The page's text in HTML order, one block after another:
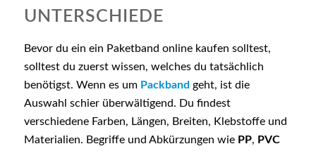
UNTERSCHIEDE
Bevor du ein ein Paketband online kaufen solltest,
solltest du zuerst wissen, welches du tatsächlich
benötigst. Wenn es um Packband geht, ist die
Auswahl schier überwältigend. Du findest
verschiedene Farben, Längen, Breiten, Klebstoffe und
Materialien. Begriffe und Abkürzungen wie PP, PVC